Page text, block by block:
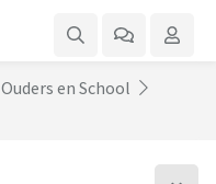
Ouders en School